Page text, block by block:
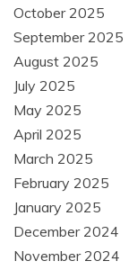
October 2025
September 2025
August 2025
July 2025
May 2025
April 2025
March 2025
February 2025
January 2025
December 2024
November 2024